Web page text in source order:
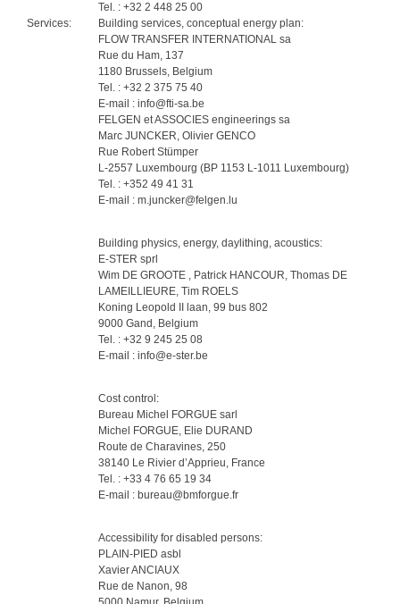
Tel. : +32 2 448 25 00
Services:
Building services, conceptual energy plan:
FLOW TRANSFER INTERNATIONAL sa
Rue du Ham, 137
1180 Brussels, Belgium
Tel. : +32 2 375 75 40
E-mail : info@fti-sa.be
FELGEN et ASSOCIES engineerings sa
Marc JUNCKER, Olivier GENCO
Rue Robert Stümper
L-2557 Luxembourg (BP 1153 L-1011 Luxembourg)
Tel. : +352 49 41 31
E-mail : m.juncker@felgen.lu
Building physics, energy, daylithing, acoustics:
E-STER sprl
Wim DE GROOTE , Patrick HANCOUR, Thomas DE
LAMEILLIEURE, Tim ROELS
Koning Leopold II laan, 99 bus 802
9000 Gand, Belgium
Tel. : +32 9 245 25 08
E-mail : info@e-ster.be
Cost control:
Bureau Michel FORGUE sarl
Michel FORGUE, Elie DURAND
Route de Charavines, 250
38140 Le Rivier d’Apprieu, France
Tel. : +33 4 76 65 19 34
E-mail : bureau@bmforgue.fr
Accessibility for disabled persons:
PLAIN-PIED asbl
Xavier ANCIAUX
Rue de Nanon, 98